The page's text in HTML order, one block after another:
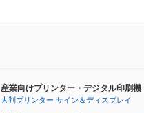
産業向けプリンター・デジタル印刷機
大判プリンター サイン＆ディスプレイ